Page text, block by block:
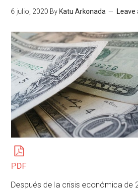
6 julio, 2020 By Katu Arkonada
PDF
Después de la crisis económica de